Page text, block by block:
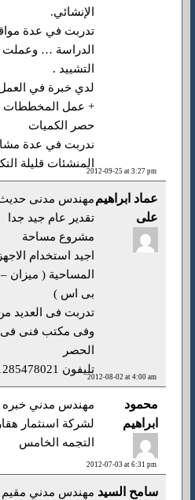
2012-09-25 at 3:27 pm
الإنشائي.
تدربت في عدة
الدراسة …
التشييد .
لدي خبرة في
+ عمل المخططات
حصر الكميات
ندربت في عدة
المنشئات قليلة
عماد ابراهيم
على
2012-08-02 at 4:00 am
مهندس مدنى حديث
تقدير عام جيد جدا
مشروع مساحة
اجيد استخدام
المساحية ( ميزان
بى اس )
تدربت فى العديد
وفى مكتب فنى فى
الحصر
تليفون 00201285478021
محمود
ابراهيم
2012-07-03 at 6:31 pm
مهندس مدني خبره
لشركة اسنثمار
التجمه الخامس
سامح السيد مهندس مدني مقيم